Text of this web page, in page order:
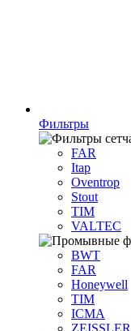
Фильтры
FAR
Itap
Oventrop
Stout
TIM
VALTEC
BWT
FAR
Honeywell
TIM
ICMA
ZEISSLER